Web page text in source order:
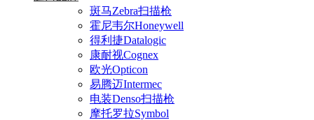
斑马Zebra扫描枪
霍尼韦尔Honeywell
得利捷Datalogic
康耐视Cognex
欧光Opticon
易腾迈Intermec
电装Denso扫描枪
摩托罗拉Symbol